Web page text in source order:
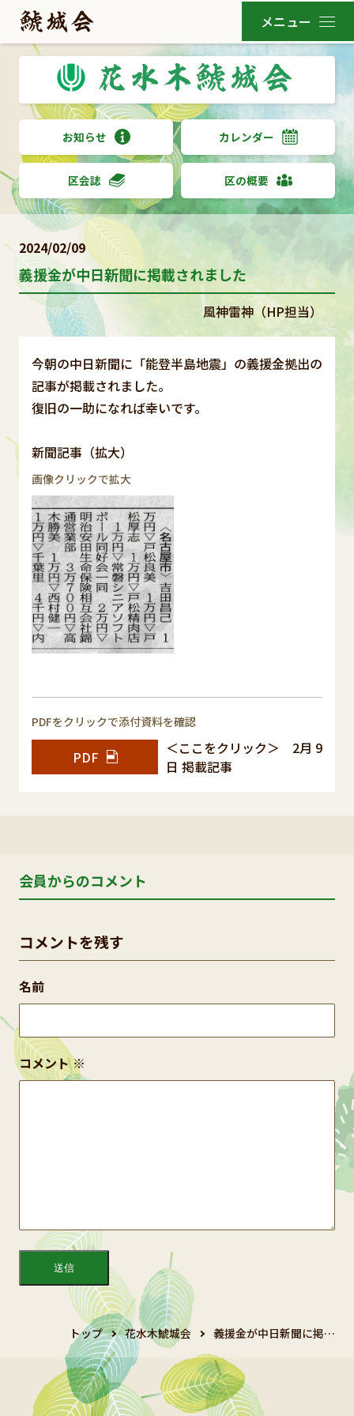
お知らせ カレンダー
区会誌 区の概要
2024/02/09
義援金が中日新聞に掲載されました
風神雷神（HP担当）
今朝の中日新聞に「能登半島地震」の義援金拠出の
記事が掲載されました。
復旧の一助になれば幸いです。
新聞記事（拡大）
画像クリックで拡大
PDFをクリックで添付資料を確認
PDF
＜ここをクリック＞ 2月 9
日 掲載記事
会員からのコメント
コメントを残す
コメント※
名前
トップ 花水木鯱城会 義援金が中日新聞に掲…